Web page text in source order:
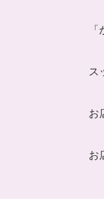
ス
お
お